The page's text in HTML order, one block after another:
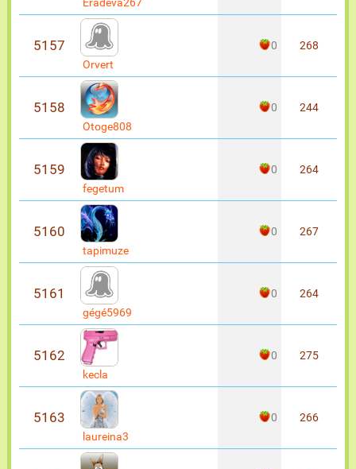
Eradeva267
5157
Orvert
0 268
5158
Otoge808
0 244
5159
fegetum
0 264
5160
tapimuze
0 267
5161
gégé5969
0 264
5162
kecla
0 275
5163
laureina3
0 266